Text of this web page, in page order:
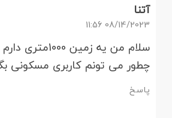
آتنا
08/14/2023 11:56
سلام من یه زمین
چطور می تونم کاربری مسکونی
پاسخ